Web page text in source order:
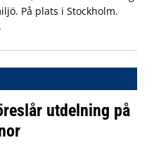
På plats i Stockholm.
utdelning på